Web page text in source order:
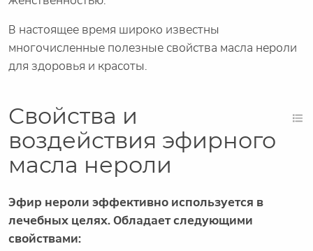
В настоящее время широко известны
многочисленные полезные свойства масла нероли
для здоровья и красоты.
Свойства и
воздействия эфирного
масла нероли
Эфир нероли эффективно используется в
лечебных целях. Обладает следующими
свойствами: